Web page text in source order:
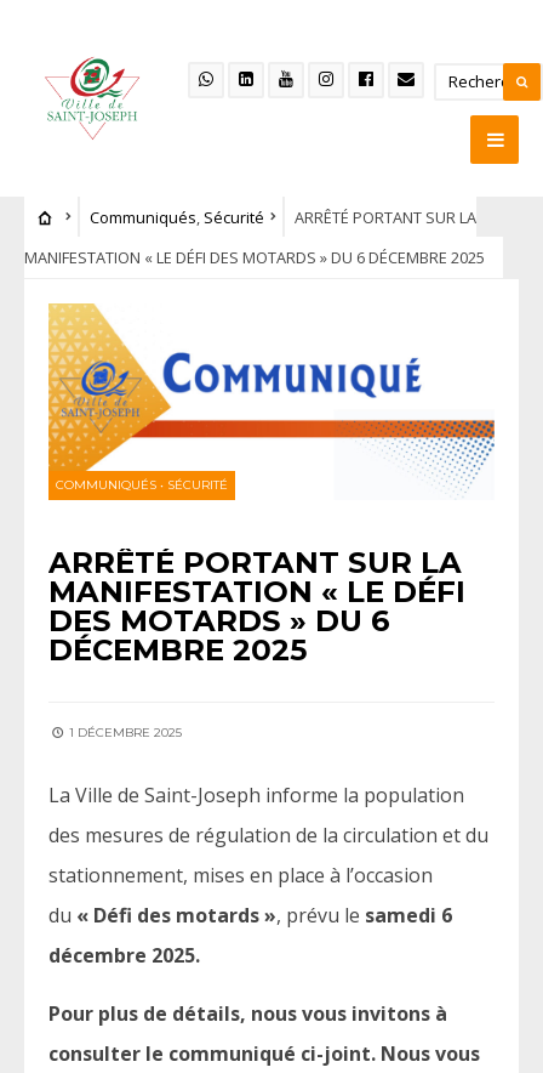
Communiqués, Sécurité
ARRÊTÉ PORTANT SUR LA
MANIFESTATION « LE DÉFI DES MOTARDS » DU 6 DÉCEMBRE 2025
COMMUNIQUÉS • SÉCURITÉ
ARRÊTÉ PORTANT SUR LA
MANIFESTATION « LE DÉFI
DES MOTARDS » DU 6
DÉCEMBRE 2025
1 DÉCEMBRE 2025
La Ville de Saint-Joseph informe la population
des mesures de régulation de la circulation et du
stationnement, mises en place à l’occasion
du « Défi des motards », prévu le samedi 6
décembre 2025.
Pour plus de détails, nous vous invitons à
consulter le communiqué ci-joint. Nous vous